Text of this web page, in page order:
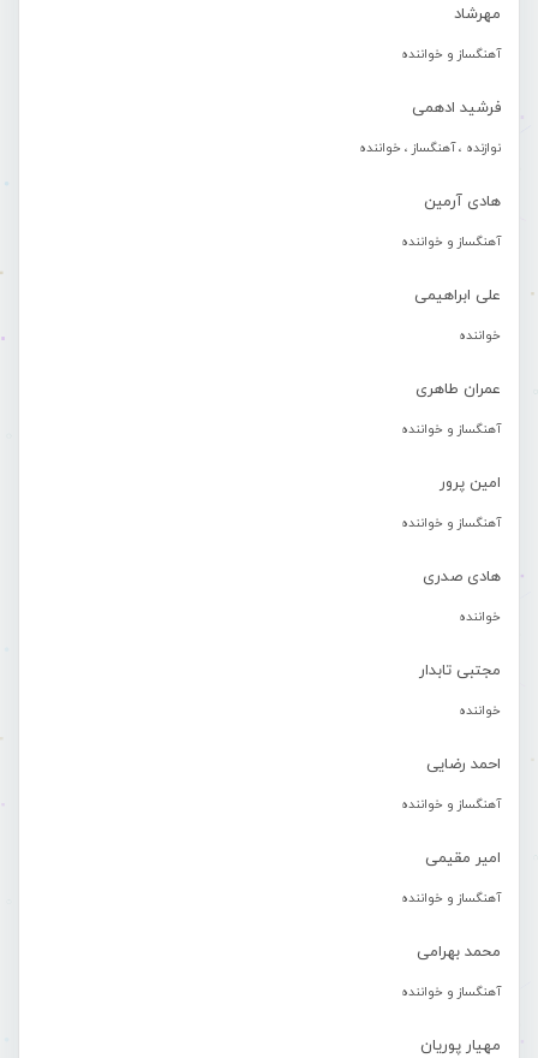
مهرشاد
آهنگساز و خواننده
فرشید ادهمی
نوازنده ، آهنگساز ، خواننده
هادی آرمین
آهنگساز و خواننده
علی ابراهیمی
خواننده
عمران طاهری
آهنگساز و خواننده
امین پرور
آهنگساز و خواننده
هادی صدری
خواننده
مجتبی تابدار
خواننده
احمد رضایی
آهنگساز و خواننده
امیر مقیمی
آهنگساز و خواننده
محمد بهرامی
آهنگساز و خواننده
مهیار پوریان